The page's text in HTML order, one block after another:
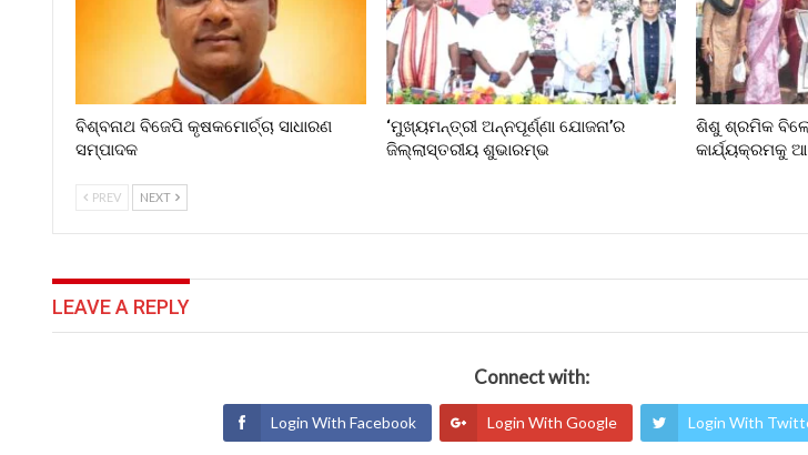
ବିଶ୍ବନାଥ ବିଜେପି କୃଷକମୋର୍ଚ୍ଚା ସାଧାରଣ
ସମ୍ପାଦକ
‘ମୁଖ୍ୟମନ୍ତ୍ରୀ ଅନ୍ନପୂର୍ଣ୍ଣା ଯୋଜନା’ର
ଜିଲ୍ଲାସ୍ତରୀୟ ଶୁଭାରମ୍ଭ
ଶିଶୁ ଶ୍ରମିକ
କାର୍ଯ୍ୟକ୍ରମକୁ
PREV NEXT
LEAVE A REPLY
Connect with:
Login With Facebook Login With Google Login With